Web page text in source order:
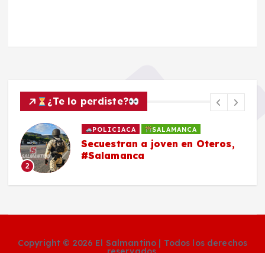
¿Te lo perdiste?
2
POLICIACA SALAMANCA
Secuestran a joven en Oteros,
#Salamanca
Copyright © 2026 El Salmantino | Todos los derechos